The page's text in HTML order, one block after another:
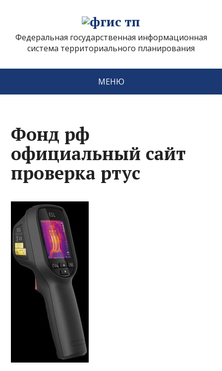
Федеральная государственная информационная
система территориального планирования
МЕНЮ
Фонд рф
официальный сайт
проверка ртус